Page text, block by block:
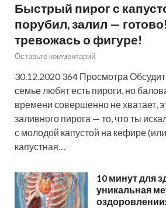
Быстрый пирог с
порубил, залил —
тревожась о фигуре!
Оставьте комментарий
30.12.2020 364 Просмотра
семье любят есть пироги, но
времени совершенно не хватает,
заливного пирога — то, что ты
с молодой капустой на кефире
капустная…
10 минут для
уникальная